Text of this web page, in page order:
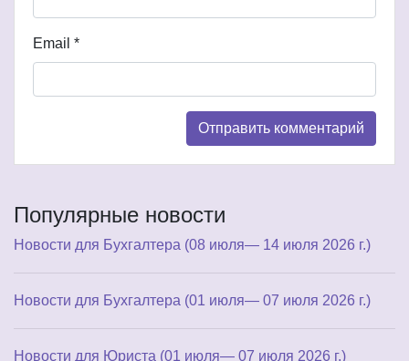
Email *
Популярные новости
Новости для Бухгалтера (08 июля— 14 июля 2026 г.)
Новости для Бухгалтера (01 июля— 07 июля 2026 г.)
Новости для Юриста (01 июля— 07 июля 2026 г.)